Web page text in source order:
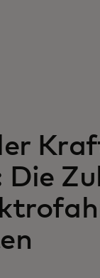
und
Die